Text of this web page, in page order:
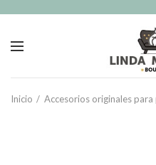
Inicio Accesorios originales